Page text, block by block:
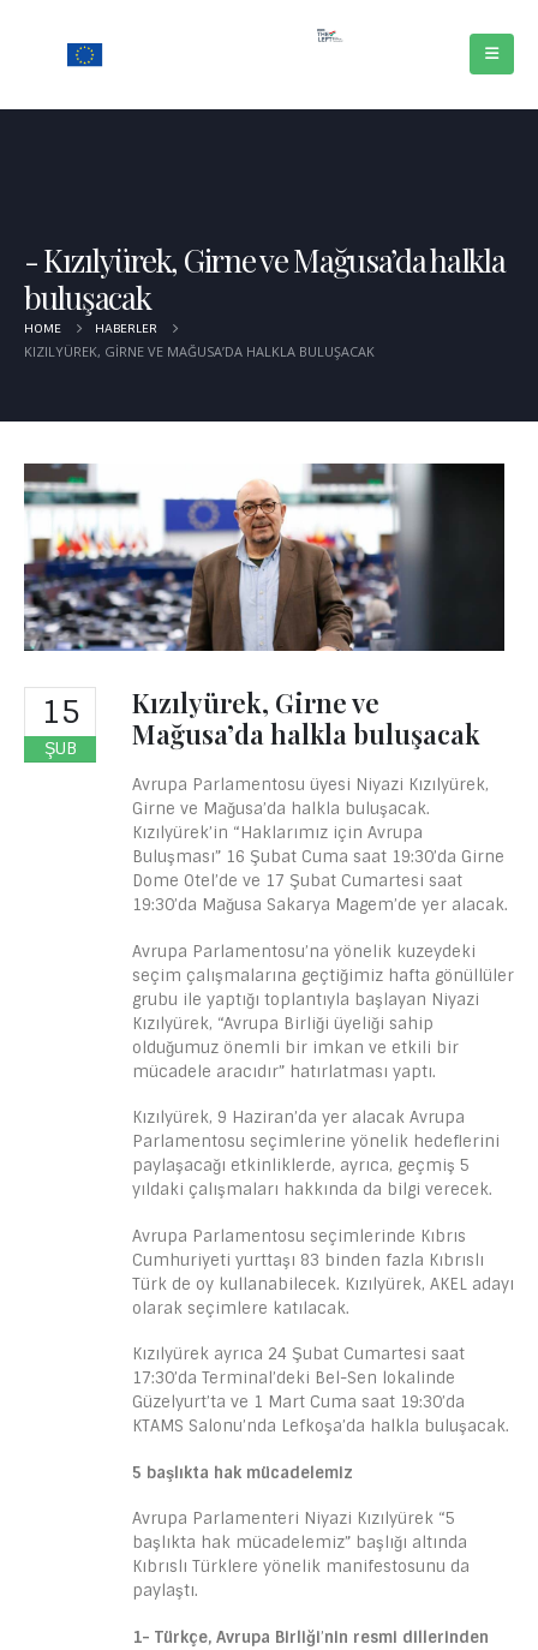
Kızılyürek, Girne ve Mağusa’da halkla
buluşacak
HOME HABERLER
KIZILYÜREK, GIRNE VE MAĞUSA’DA HALKLA BULUŞACAK
15
ŞUB
Kızılyürek, Girne ve
Mağusa’da halkla buluşacak
Avrupa Parlamentosu üyesi Niyazi Kızılyürek,
Girne ve Mağusa’da halkla buluşacak.
Kızılyürek’in “Haklarımız için Avrupa
Buluşması” 16 Şubat Cuma saat 19:30’da Girne
Dome Otel’de ve 17 Şubat Cumartesi saat
19:30’da Mağusa Sakarya Magem’de yer alacak.
Avrupa Parlamentosu’na yönelik kuzeydeki
seçim çalışmalarına geçtiğimiz hafta gönüllüler
grubu ile yaptığı toplantıyla başlayan Niyazi
Kızılyürek, “Avrupa Birliği üyeliği sahip
olduğumuz önemli bir imkan ve etkili bir
mücadele aracıdır” hatırlatması yaptı.
Kızılyürek, 9 Haziran’da yer alacak Avrupa
Parlamentosu seçimlerine yönelik hedeflerini
paylaşacağı etkinliklerde, ayrıca, geçmiş 5
yıldaki çalışmaları hakkında da bilgi verecek.
Avrupa Parlamentosu seçimlerinde Kıbrıs
Cumhuriyeti yurttaşı 83 binden fazla Kıbrıslı
Türk de oy kullanabilecek. Kızılyürek, AKEL adayı
olarak seçimlere katılacak.
Kızılyürek ayrıca 24 Şubat Cumartesi saat
17:30’da Terminal’deki Bel-Sen lokalinde
Güzelyurt’ta ve 1 Mart Cuma saat 19:30’da
KTAMS Salonu’nda Lefkoşa’da halkla buluşacak.
5 başlıkta hak mücadelemiz
Avrupa Parlamenteri Niyazi Kızılyürek “5
başlıkta hak mücadelemiz” başlığı altında
Kıbrıslı Türklere yönelik manifestosunu da
paylaştı.
1- Türkçe, Avrupa Birliği’nin resmi dillerinden